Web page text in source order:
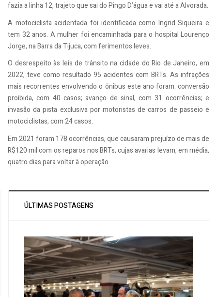
fazia a linha 12, trajeto que sai do Pingo D’água e vai até a Alvorada.
A motociclista acidentada foi identificada como Ingrid Siqueira e
tem 32 anos. A mulher foi encaminhada para o hospital Lourenço
Jorge, na Barra da Tijuca, com ferimentos leves.
O desrespeito às leis de trânsito na cidade do Rio de Janeiro, em
2022, teve como resultado 95 acidentes com BRTs. As infrações
mais recorrentes envolvendo o ônibus este ano foram: conversão
proibida, com 40 casos; avanço de sinal, com 31 ocorrências; e
invasão da pista exclusiva por motoristas de carros de passeio e
motociclistas, com 24 casos.
Em 2021 foram 178 ocorrências, que causaram prejuízo de mais de
R$120 mil com os reparos nos BRTs, cujas avarias levam, em média,
quatro dias para voltar à operação.
ÚLTIMAS POSTAGENS